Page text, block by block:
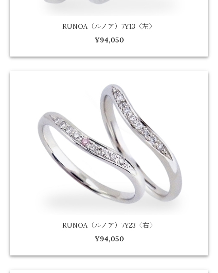
RUNOA（ルノア）7Y13〈左〉
¥94,050
RUNOA（ルノア）7Y23〈右〉
¥94,050